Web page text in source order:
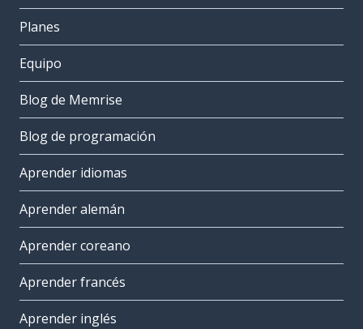
Planes
Equipo
Blog de Memrise
Blog de programación
Aprender idiomas
Aprender alemán
Aprender coreano
Aprender francés
Aprender inglés